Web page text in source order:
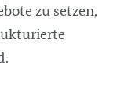
zu setzen,